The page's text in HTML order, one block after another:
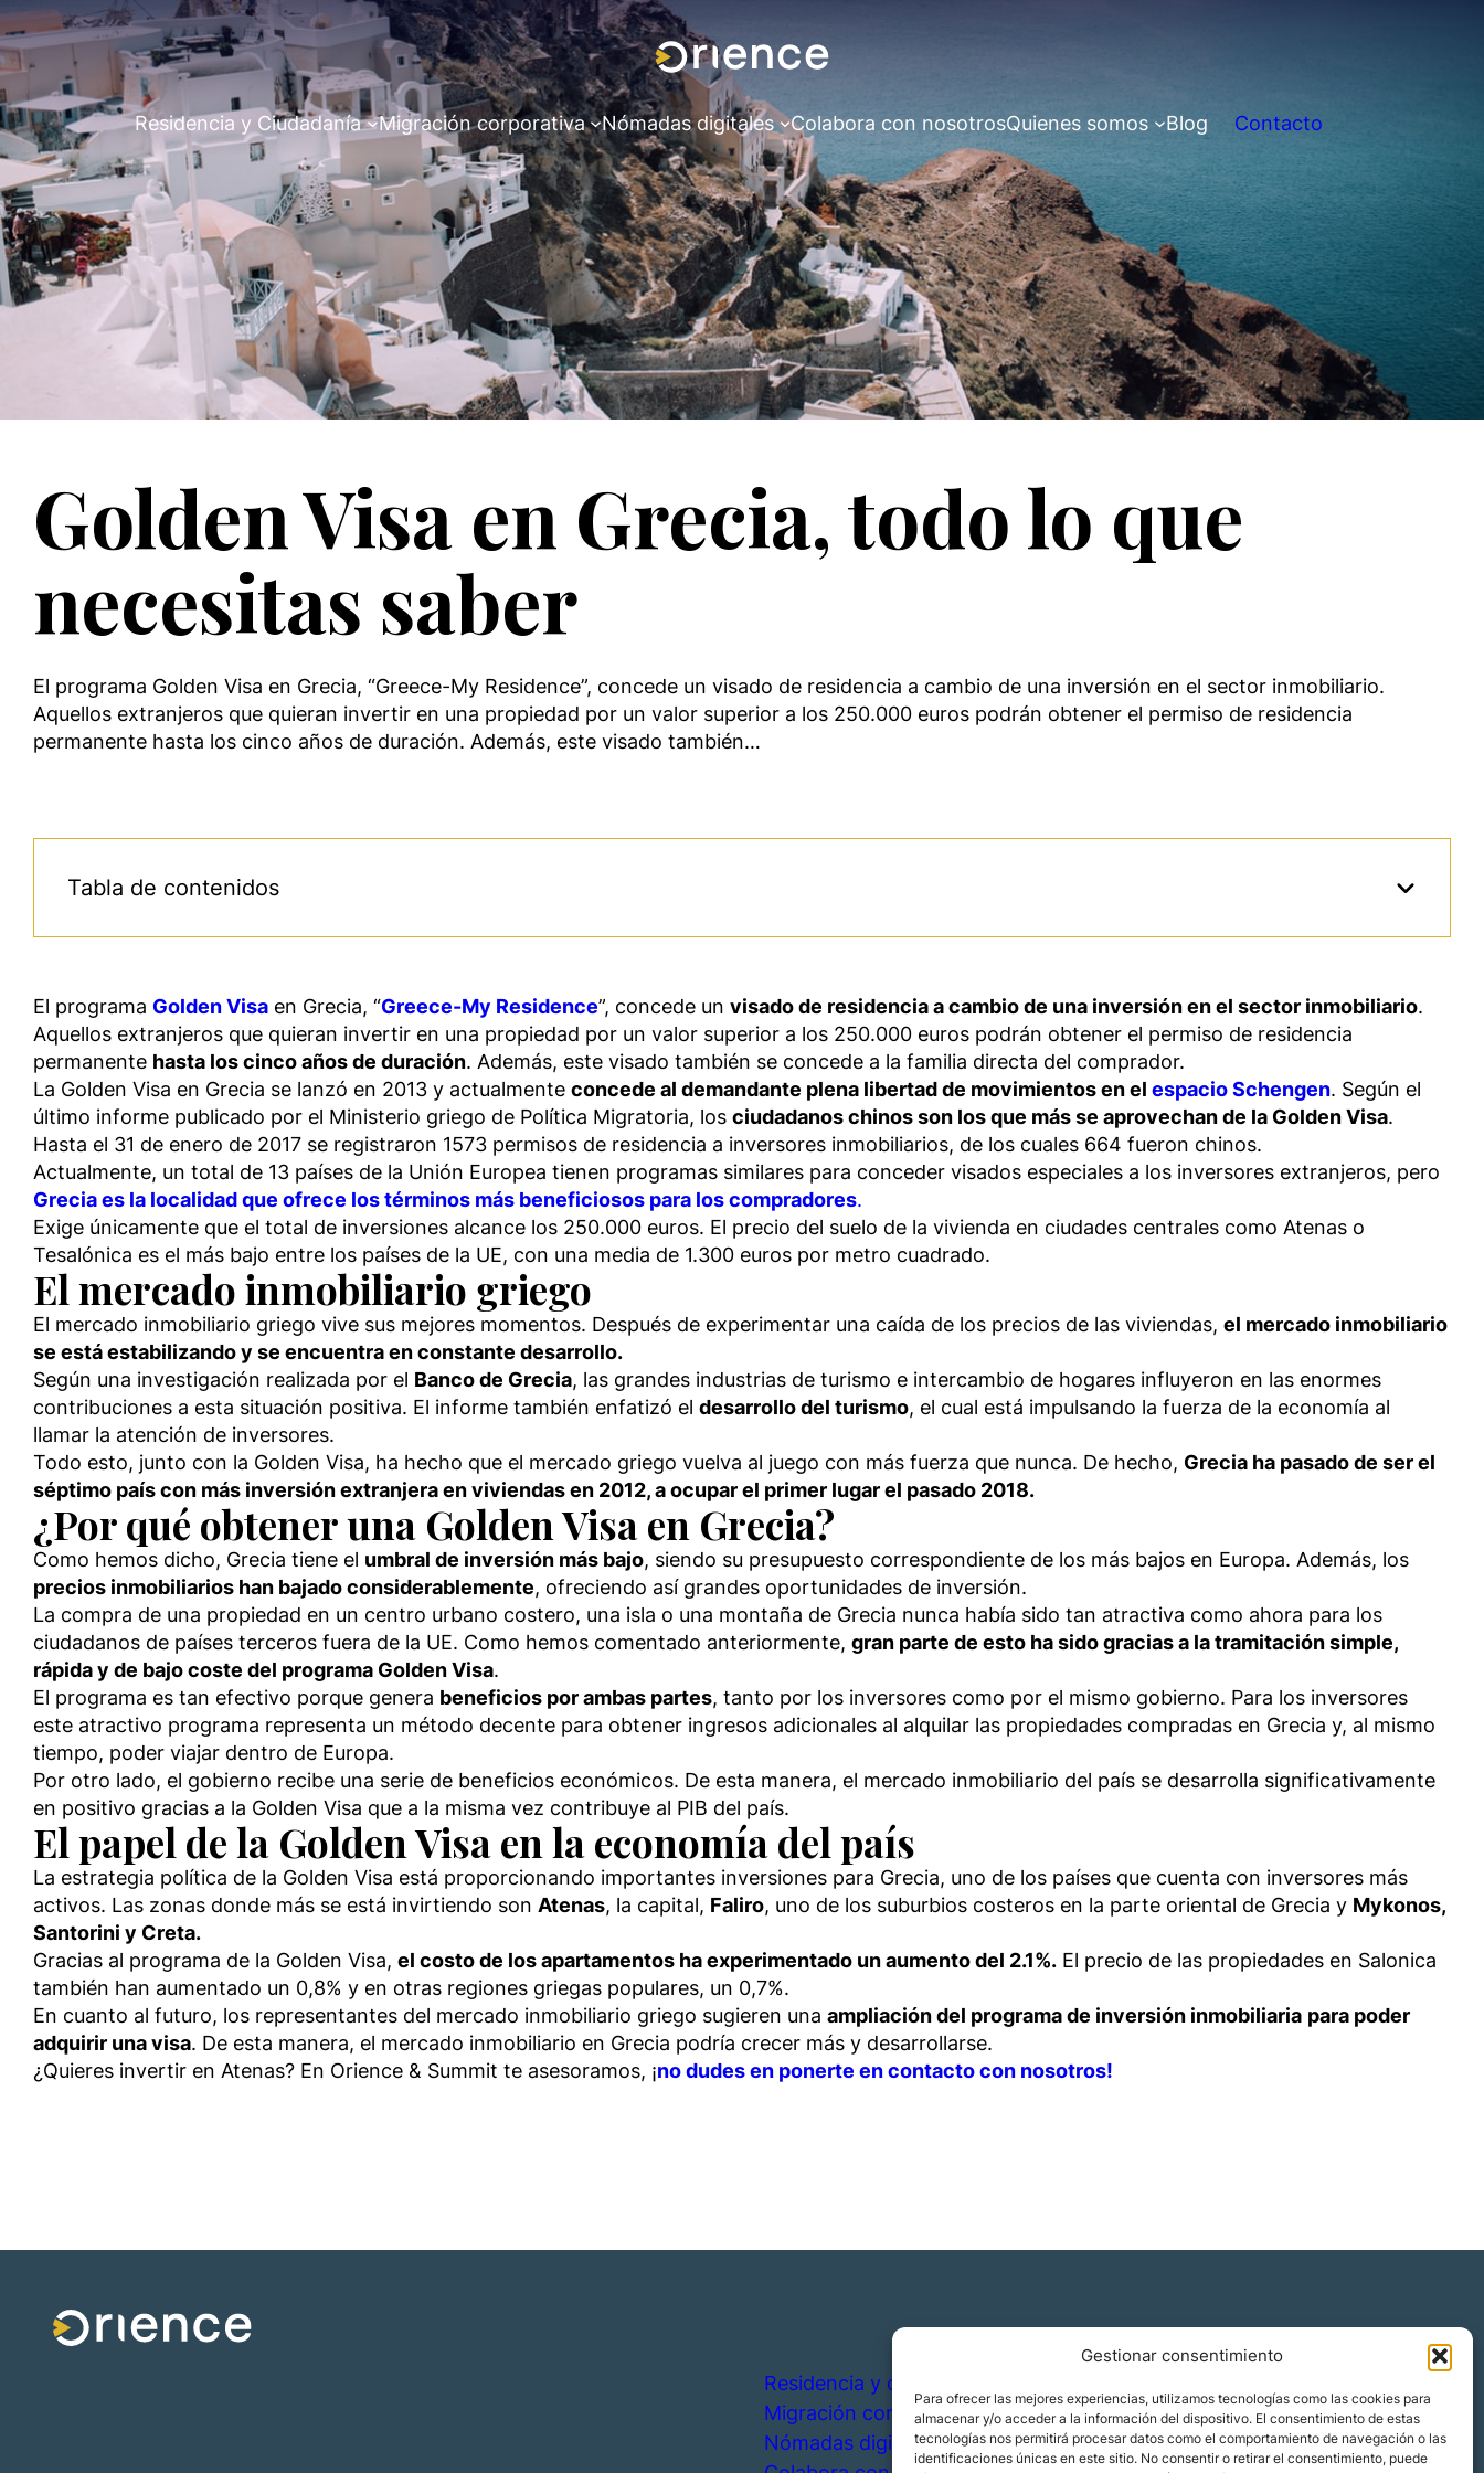
Gestionar consentimiento
Para ofrecer las mejores experiencias, utilizamos tecnologías como las cookies para
almacenar y/o acceder a la información del dispositivo. El consentimiento de estas
tecnologías nos permitirá procesar datos como el comportamiento de navegación o las
identificaciones únicas en este sitio. No consentir o retirar el consentimiento, puede
Residencia y Ciudadanía Migración corporativa Nómadas digitales Colabora con nosotrosQuienes somos Blog Contacto
Golden Visa en Grecia, todo lo que
necesitas saber
El programa Golden Visa en Grecia, “Greece-My Residence”, concede un visado de residencia a cambio de una inversión en el sector inmobiliario.
Aquellos extranjeros que quieran invertir en una propiedad por un valor superior a los 250.000 euros podrán obtener el permiso de residencia
permanente hasta los cinco años de duración. Además, este visado también…
Tabla de contenidos
El programa Golden Visa en Grecia, “Greece-My Residence”, concede un visado de residencia a cambio de una inversión en el sector inmobiliario.
Aquellos extranjeros que quieran invertir en una propiedad por un valor superior a los 250.000 euros podrán obtener el permiso de residencia
permanente hasta los cinco años de duración. Además, este visado también se concede a la familia directa del comprador.
La Golden Visa en Grecia se lanzó en 2013 y actualmente concede al demandante plena libertad de movimientos en el espacio Schengen. Según el
último informe publicado por el Ministerio griego de Política Migratoria, los ciudadanos chinos son los que más se aprovechan de la Golden Visa.
Hasta el 31 de enero de 2017 se registraron 1573 permisos de residencia a inversores inmobiliarios, de los cuales 664 fueron chinos.
Actualmente, un total de 13 países de la Unión Europea tienen programas similares para conceder visados especiales a los inversores extranjeros, pero
Grecia es la localidad que ofrece los términos más beneficiosos para los compradores.
Exige únicamente que el total de inversiones alcance los 250.000 euros. El precio del suelo de la vivienda en ciudades centrales como Atenas o
Tesalónica es el más bajo entre los países de la UE, con una media de 1.300 euros por metro cuadrado.
El mercado inmobiliario griego
El mercado inmobiliario griego vive sus mejores momentos. Después de experimentar una caída de los precios de las viviendas, el mercado inmobiliario
se está estabilizando y se encuentra en constante desarrollo.
Según una investigación realizada por el Banco de Grecia, las grandes industrias de turismo e intercambio de hogares influyeron en las enormes
contribuciones a esta situación positiva. El informe también enfatizó el desarrollo del turismo, el cual está impulsando la fuerza de la economía al
llamar la atención de inversores.
Todo esto, junto con la Golden Visa, ha hecho que el mercado griego vuelva al juego con más fuerza que nunca. De hecho, Grecia ha pasado de ser el
séptimo país con más inversión extranjera en viviendas en 2012, a ocupar el primer lugar el pasado 2018.
¿Por qué obtener una Golden Visa en Grecia?
Como hemos dicho, Grecia tiene el umbral de inversión más bajo, siendo su presupuesto correspondiente de los más bajos en Europa. Además, los
precios inmobiliarios han bajado considerablemente, ofreciendo así grandes oportunidades de inversión.
La compra de una propiedad en un centro urbano costero, una isla o una montaña de Grecia nunca había sido tan atractiva como ahora para los
ciudadanos de países terceros fuera de la UE. Como hemos comentado anteriormente, gran parte de esto ha sido gracias a la tramitación simple,
rápida y de bajo coste del programa Golden Visa.
El programa es tan efectivo porque genera beneficios por ambas partes, tanto por los inversores como por el mismo gobierno. Para los inversores
este atractivo programa representa un método decente para obtener ingresos adicionales al alquilar las propiedades compradas en Grecia y, al mismo
tiempo, poder viajar dentro de Europa.
Por otro lado, el gobierno recibe una serie de beneficios económicos. De esta manera, el mercado inmobiliario del país se desarrolla significativamente
en positivo gracias a la Golden Visa que a la misma vez contribuye al PIB del país.
El papel de la Golden Visa en la economía del país
La estrategia política de la Golden Visa está proporcionando importantes inversiones para Grecia, uno de los países que cuenta con inversores más
activos. Las zonas donde más se está invirtiendo son Atenas, la capital, Faliro, uno de los suburbios costeros en la parte oriental de Grecia y Mykonos,
Santorini y Creta.
Gracias al programa de la Golden Visa, el costo de los apartamentos ha experimentado un aumento del 2.1%. El precio de las propiedades en Salonica
también han aumentado un 0,8% y en otras regiones griegas populares, un 0,7%.
En cuanto al futuro, los representantes del mercado inmobiliario griego sugieren una ampliación del programa de inversión inmobiliaria para poder
adquirir una visa. De esta manera, el mercado inmobiliario en Grecia podría crecer más y desarrollarse.
¿Quieres invertir en Atenas? En Orience & Summit te asesoramos, ¡no dudes en ponerte en contacto con nosotros!
Residencia y ciudadanía
Migración corporativa
Nómadas digitales
Blog
Contacto